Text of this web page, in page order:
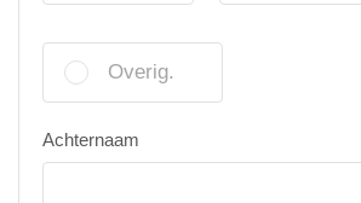
Overig.
Achternaam